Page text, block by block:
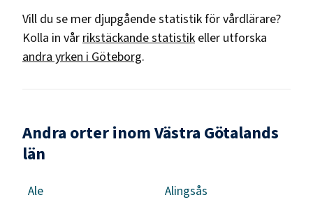
Vill du se mer djupgående statistik förvårdlärare?
Kolla in vår rikstäckande statistik eller utforska
andra yrken i Göteborg.
Andra orter inom Västra Götalands
län
Ale Alingsås